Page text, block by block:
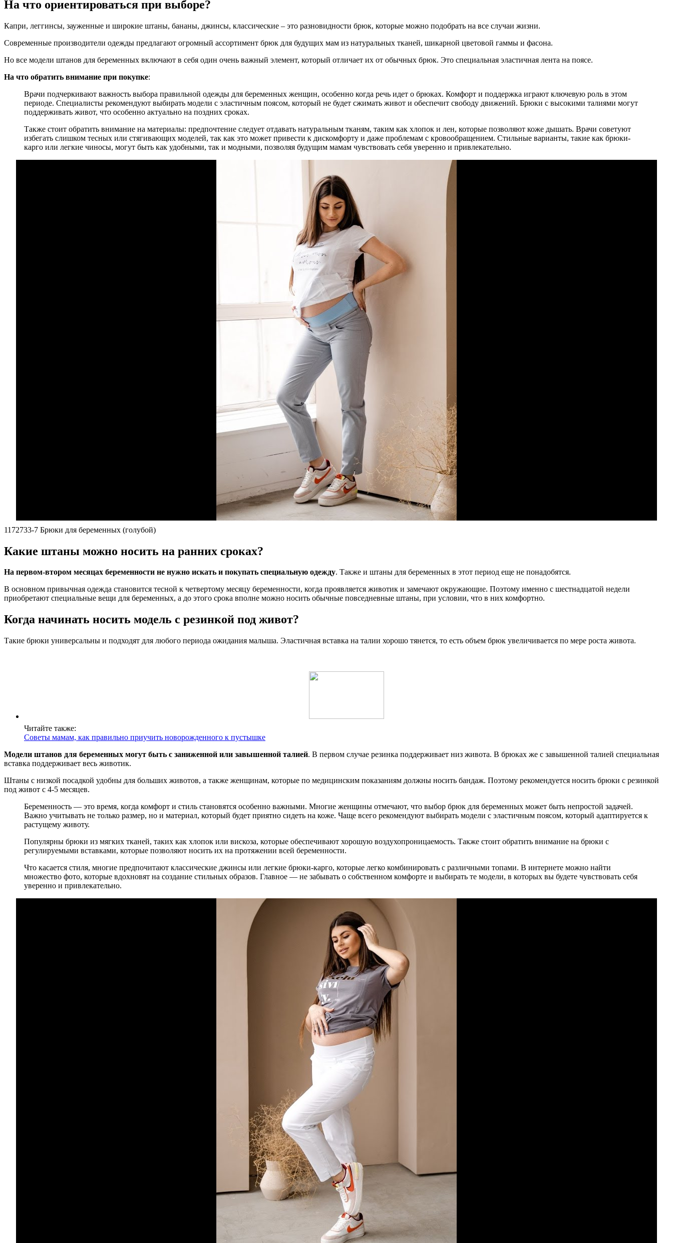
На что ориентироваться при выборе?
Капри, леггинсы, зауженные и широкие штаны, бананы, джинсы, классические – это разновидности брюк, которые можно подобрать на все случаи жизни.
Современные производители одежды предлагают огромный ассортимент брюк для будущих мам из натуральных тканей, шикарной цветовой гаммы и фасона.
Но все модели штанов для беременных включают в себя один очень важный элемент, который отличает их от обычных брюк. Это специальная эластичная лента на поясе.
На что обратить внимание при покупке:
Врачи подчеркивают важность выбора правильной одежды для беременных женщин, особенно когда речь идет о брюках. Комфорт и поддержка играют ключевую роль в этом
периоде. Специалисты рекомендуют выбирать модели с эластичным поясом, который не будет сжимать живот и обеспечит свободу движений. Брюки с высокими талиями могут
поддерживать живот, что особенно актуально на поздних сроках.
Также стоит обратить внимание на материалы: предпочтение следует отдавать натуральным тканям, таким как хлопок и лен, которые позволяют коже дышать. Врачи советуют
избегать слишком тесных или стягивающих моделей, так как это может привести к дискомфорту и даже проблемам с кровообращением. Стильные варианты, такие как брюки-
карго или легкие чиносы, могут быть как удобными, так и модными, позволяя будущим мамам чувствовать себя уверенно и привлекательно.
1172733-7 Брюки для беременных (голубой)
Какие штаны можно носить на ранних сроках?
На первом-втором месяцах беременности не нужно искать и покупать специальную одежду. Также и штаны для беременных в этот период еще не понадобятся.
В основном привычная одежда становится тесной к четвертому месяцу беременности, когда проявляется животик и замечают окружающие. Поэтому именно с шестнадцатой недели
приобретают специальные вещи для беременных, а до этого срока вполне можно носить обычные повседневные штаны, при условии, что в них комфортно.
Когда начинать носить модель с резинкой под живот?
Такие брюки универсальны и подходят для любого периода ожидания малыша. Эластичная вставка на талии хорошо тянется, то есть объем брюк увеличивается по мере роста живота.
Читайте также:
Советы мамам, как правильно приучить новорожденного к пустышке
Модели штанов для беременных могут быть с заниженной или завышенной талией. В первом случае резинка поддерживает низ живота. В брюках же с завышенной талией специальная
вставка поддерживает весь животик.
Штаны с низкой посадкой удобны для больших животов, а также женщинам, которые по медицинским показаниям должны носить бандаж. Поэтому рекомендуется носить брюки с резинкой
под живот с 4-5 месяцев.
Беременность — это время, когда комфорт и стиль становятся особенно важными. Многие женщины отмечают, что выбор брюк для беременных может быть непростой задачей.
Важно учитывать не только размер, но и материал, который будет приятно сидеть на коже. Чаще всего рекомендуют выбирать модели с эластичным поясом, который адаптируется к
растущему животу.
Популярны брюки из мягких тканей, таких как хлопок или вискоза, которые обеспечивают хорошую воздухопроницаемость. Также стоит обратить внимание на брюки с
регулируемыми вставками, которые позволяют носить их на протяжении всей беременности.
Что касается стиля, многие предпочитают классические джинсы или легкие брюки-карго, которые легко комбинировать с различными топами. В интернете можно найти
множество фото, которые вдохновят на создание стильных образов. Главное — не забывать о собственном комфорте и выбирать те модели, в которых вы будете чувствовать себя
уверенно и привлекательно.